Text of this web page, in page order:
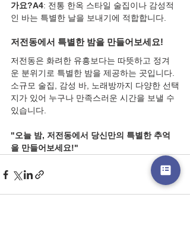
가요?A4: 전통 한옥 스타일 술집이나 감성적
인 바는 특별한 날을 보내기에 적합합니다.
저전동에서 특별한 밤을 만들어보세요!
저전동은 화려한 유흥보다는 따뜻하고 정겨
운 분위기로 특별한 밤을 제공하는 곳입니다.
소규모 술집, 감성 바, 노래방까지 다양한 선택
지가 있어 누구나 만족스러운 시간을 보낼 수
있습니다.
"오늘 밤, 저전동에서 당신만의 특별한 추억
을 만들어보세요!"